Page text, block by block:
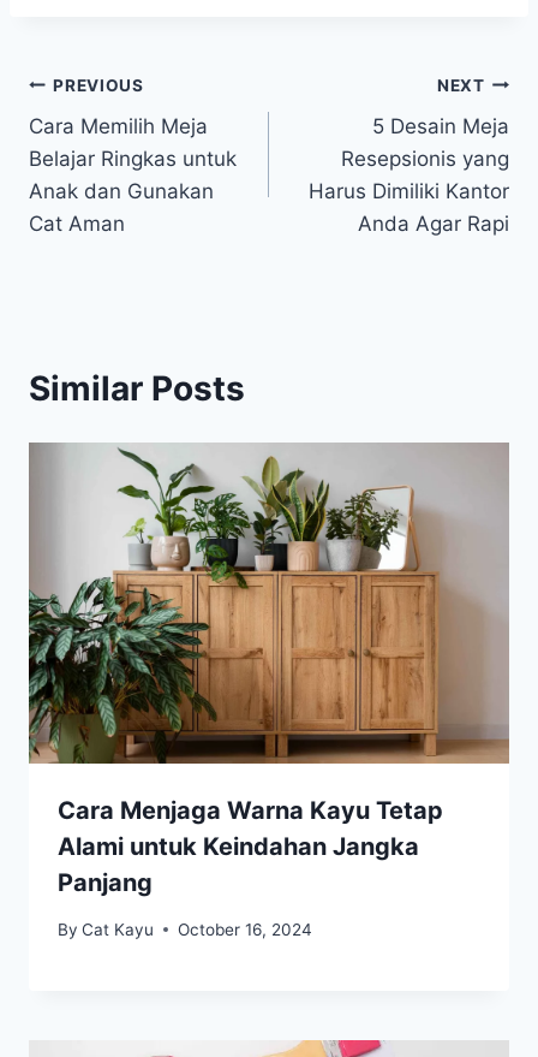
Post
navigation
PREVIOUS
Cara Memilih Meja
Belajar Ringkas untuk
Anak dan Gunakan
Cat Aman
NEXT
5 Desain Meja
Resepsionis yang
Harus Dimiliki Kantor
Anda Agar Rapi
Similar Posts
Cara Menjaga Warna Kayu Tetap
Alami untuk Keindahan Jangka
Panjang
By Cat Kayu October 16, 2024